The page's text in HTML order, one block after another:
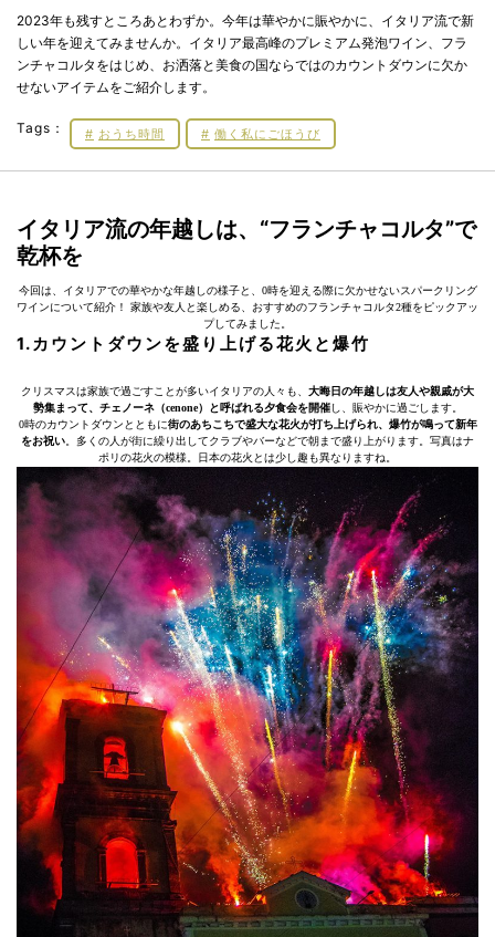
2023年も残すところあとわずか。今年は華やかに賑やかに、イタリア流で新
しい年を迎えてみませんか。イタリア最高峰のプレミアム発泡ワイン、フラ
ンチャコルタをはじめ、お洒落と美食の国ならではのカウントダウンに欠か
せないアイテムをご紹介します。
Tags： おうち時間 働く私にごほうび
イタリア流の年越しは、“フランチャコルタ”で
乾杯を
今回は、イタリアでの華やかな年越しの様子と、0時を迎える際に欠かせないスパークリング
ワインについて紹介！ 家族や友人と楽しめる、おすすめのフランチャコルタ2種をピックアッ
プしてみました。
1.カウントダウンを盛り上げる花火と爆竹
クリスマスは家族で過ごすことが多いイタリアの人々も、 大晦日の年越しは友人や親戚が大
勢集まって、チェノーネ（cenone）と呼ばれる夕食会を開催し、賑やかに過ごします。
0時のカウントダウンとともに街のあちこちで盛大な花火が打ち上げられ、爆竹が鳴って新年
をお祝い 。多くの人が街に繰り出してクラブやバーなどで朝まで盛り上がります。写真はナ
ポリの花火の模様。日本の花火とは少し趣も異なりますね。